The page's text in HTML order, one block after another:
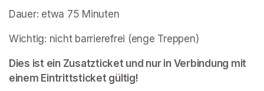
Dauer: etwa 75 Minuten
Wichtig: nicht barrierefrei (enge Treppen)
Dies ist ein Zusatzticket und nur in Verbindung mit
einem Eintrittsticket gültig!